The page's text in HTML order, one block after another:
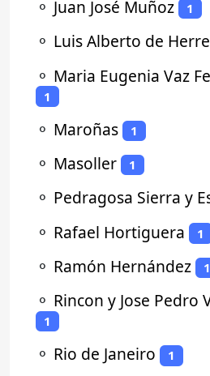
⚬ Juan José Muñoz 1
⚬ Luis Alberto de
⚬ Maria Eugenia Vaz
1
⚬ Maroñas 1
⚬ Masoller 1
⚬ Pedragosa Sierra y
⚬ Rafael Hortiguera 1
⚬ Ramón Hernández 1
⚬ Rincon y Jose Pedro
1
⚬ Rio de Janeiro 1